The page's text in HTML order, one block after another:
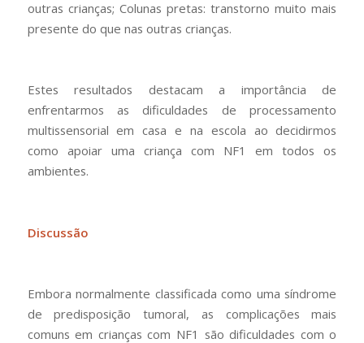
outras crianças; Colunas pretas: transtorno muito mais
presente do que nas outras crianças.
Estes resultados destacam a importância de
enfrentarmos as dificuldades de processamento
multissensorial em casa e na escola ao decidirmos
como apoiar uma criança com NF1 em todos os
ambientes.
Discussão
Embora normalmente classificada como uma síndrome
de predisposição tumoral, as complicações mais
comuns em crianças com NF1 são dificuldades com o